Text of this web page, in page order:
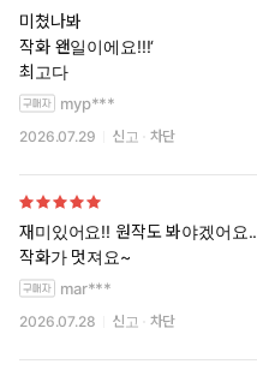
미쳤나봐
작화 왠일이에요!!!‘
최고다
myp***
2026.07.29 신고 차단
재미있어요!! 원작도 봐야겠어요..
작화가 멋져요~
mar***
2026.07.28 신고 차단